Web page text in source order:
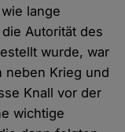
lange
Autorität des
wurde, war
neben Krieg und
Knall vor der
wichtige